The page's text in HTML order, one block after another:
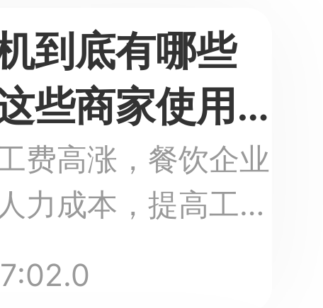
到底有哪些
些商家使用
费高涨，餐饮企业
力成本，提高工作
。